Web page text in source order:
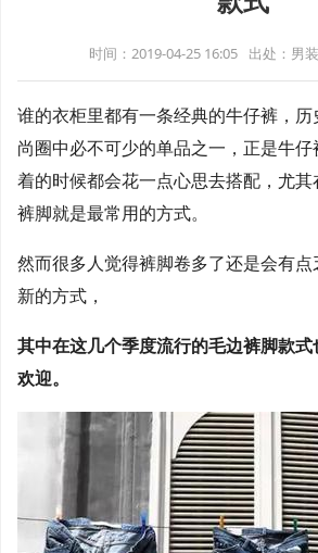
时间：2019-04-25 16:05 出处：男装
谁的衣柜里都有一条经典的牛仔裤，
尚圈中必不可少的单品之一，正是牛
着的时候都会花一点心思去搭配，尤
裤脚就是最常用的方式。
然而很多人觉得裤脚卷多了还是会有
新的方式，
其中在这几个季度流行的毛边裤脚款
欢迎。